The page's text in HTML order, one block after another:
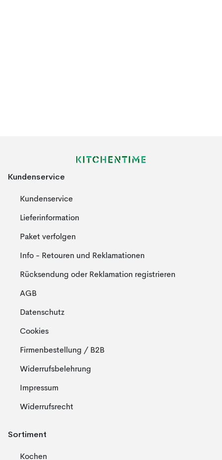
Kundenservice
Kundenservice
Lieferinformation
Paket verfolgen
Info - Retouren und Reklamationen
Rücksendung oder Reklamation registrieren
AGB
Datenschutz
Cookies
Firmenbestellung / B2B
Widerrufsbelehrung
Impressum
Widerrufsrecht
Sortiment
Kochen